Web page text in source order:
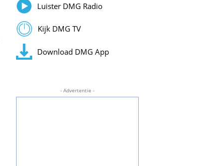
Luister DMG Radio
Kijk DMG TV
Download DMG App
- Advertentie -